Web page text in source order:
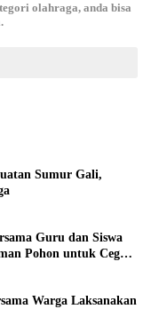
olahraga, anda bisa
Sumur Gali,
Guru dan Siswa
Pohon untuk Cegah
Warga Laksanakan